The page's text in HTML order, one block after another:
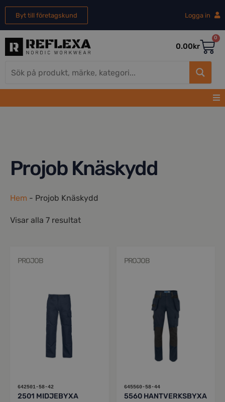
Byt till företagskund Logga in
0.00kr
0
Projob Knäskydd
Hem - Projob Knäskydd
Visar alla 7 resultat
PROJOB
642501-58-42
2501 MIDJEBYXA
PROJOB
645560-58-44
5560 HANTVERKSBYXA